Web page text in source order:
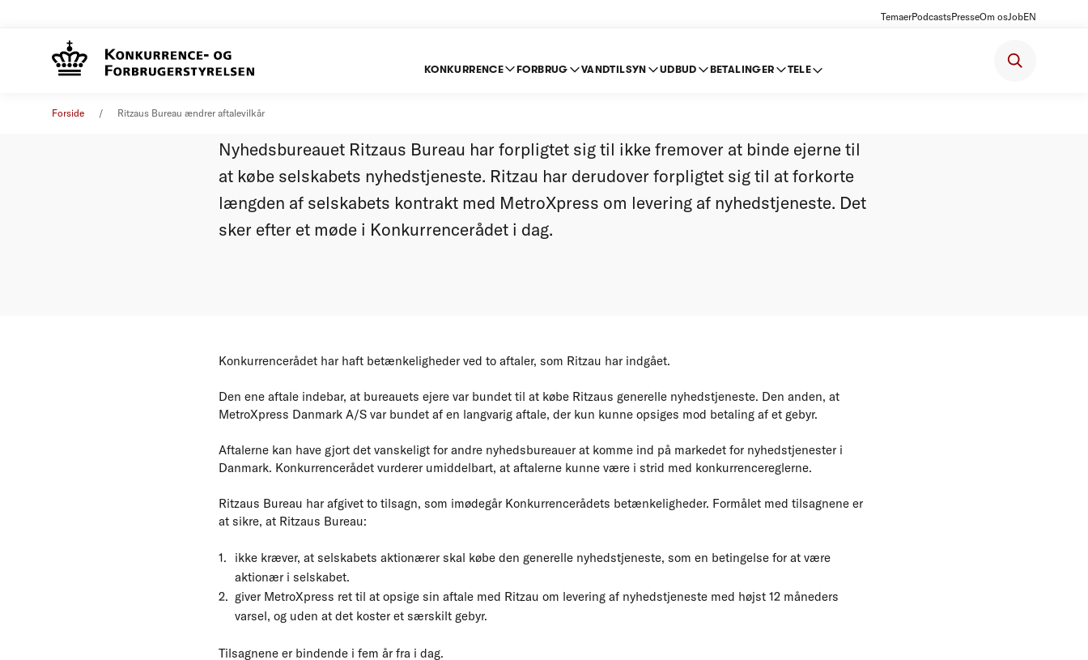
TemaerPodcastsPresseOm osJobEN
KONKURRENCE FORBRUG VANDTILSYN UDBUD BETALINGER TELE
Forside Ritzaus Bureau ændrer aftalevilkår
Nyhedsbureauet Ritzaus Bureau har forpligtet sig til ikke fremover at binde ejerne til
at købe selskabets nyhedstjeneste. Ritzau har derudover forpligtet sig til at forkorte
længden af selskabets kontrakt med MetroXpress om levering af nyhedstjeneste. Det
sker efter et møde i Konkurrencerådet i dag.
Konkurrencerådet har haft betænkeligheder ved to aftaler, som Ritzau har indgået.
Den ene aftale indebar, at bureauets ejere var bundet til at købe Ritzaus generelle nyhedstjeneste. Den anden, at
MetroXpress Danmark A/S var bundet af en langvarig aftale, der kun kunne opsiges mod betaling af et gebyr.
Aftalerne kan have gjort det vanskeligt for andre nyhedsbureauer at komme ind på markedet for nyhedstjenester i
Danmark. Konkurrencerådet vurderer umiddelbart, at aftalerne kunne være i strid med konkurrencereglerne.
Ritzaus Bureau har afgivet to tilsagn, som imødegår Konkurrencerådets betænkeligheder. Formålet med tilsagnene er
at sikre, at Ritzaus Bureau:
ikke kræver, at selskabets aktionærer skal købe den generelle nyhedstjeneste, som en betingelse for at være
aktionær i selskabet.
giver MetroXpress ret til at opsige sin aftale med Ritzau om levering af nyhedstjeneste med højst 12 måneders
varsel, og uden at det koster et særskilt gebyr.
Tilsagnene er bindende i fem år fra i dag.